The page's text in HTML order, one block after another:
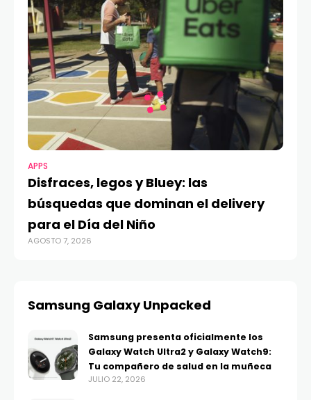
APPS
Disfraces, legos y Bluey: las
búsquedas que dominan el delivery
para el Día del Niño
AGOSTO 7, 2026
Samsung Galaxy Unpacked
Samsung presenta oficialmente los
Galaxy Watch Ultra2 y Galaxy Watch9:
Tu compañero de salud en la muñeca
JULIO 22, 2026